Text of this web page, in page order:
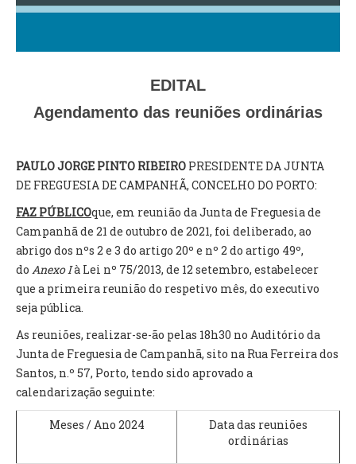
VÍDEOS
PRESIDENTE
ASSEMBLEIA DE FREGUESIA
GRAVAÇÕES DAS REUNIÕES PÚBLICAS DO EXECUTIVO
DOCUMENTOS
ATAS E DOCUMENTOS DA ASSEMBLEIA
REGULAMENTOS E TAXAS
RELATÓRIO E CONTAS
INVENTÁRIO
RECRUTAMENTO PESSOAL
CÓDIGO DE CONDUTA
EDITAL
Agendamento das reuniões ordinárias
PAULO JORGE PINTO RIBEIRO PRESIDENTE DA JUNTA
DE FREGUESIA DE CAMPANHÃ, CONCELHO DO PORTO:
FAZ PÚBLICOque, em reunião da Junta de Freguesia de
Campanhã de 21 de outubro de 2021, foi deliberado, ao
abrigo dos nºs 2 e 3 do artigo 20º e nº 2 do artigo 49º,
do Anexo Ià Lei nº 75/2013, de 12 setembro, estabelecer
que a primeira reunião do respetivo mês, do executivo
seja pública.
As reuniões, realizar-se-ão pelas 18h30 no Auditório da
Junta de Freguesia de Campanhã, sito na Rua Ferreira dos
Santos, n.º 57, Porto, tendo sido aprovado a
calendarização seguinte:
Meses / Ano 2024
Data das reuniões
ordinárias